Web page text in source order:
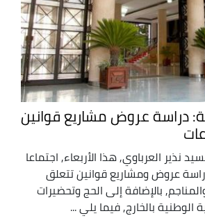
دراسة عروض مشاريع قوانين
نذير العرباوي, هذا الأربعاء, اجتماعا
عروض ومشاريع قوانين تتعلق
بالإضافة إلى الحج وتحضيرات
الوطنية بالخارج, فيما يلي ...